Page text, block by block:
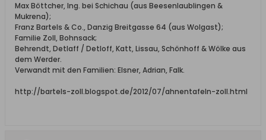
Max Böttcher, Ing. bei Schichau (aus Beesenlaublingen &
Mukrena);
Franz Bartels & Co., Danzig Breitgasse 64 (aus Wolgast);
Familie Zoll, Bohnsack;
Behrendt, Detlaff / Detloff, Katt, Lissau, Schönhoff & Wölke aus
dem Werder.
Verwandt mit den Familien: Elsner, Adrian, Falk.
http://bartels-zoll.blogspot.de/2012/07/ahnentafeln-zoll.html